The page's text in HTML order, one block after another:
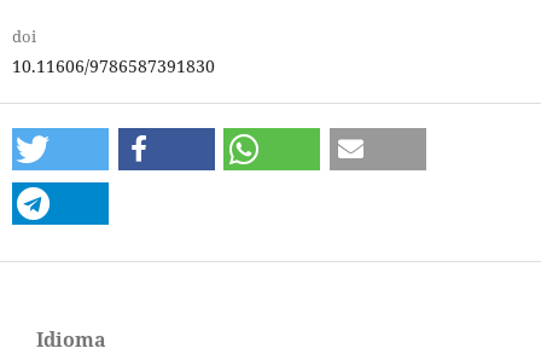
doi
10.11606/9786587391830
Idioma